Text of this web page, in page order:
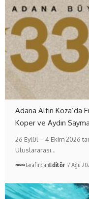
Adana Altın Koza’da
Koper ve Aydın
26 Eylül – 4 Ekim 2026
Uluslararası…
TarafındanEditör 7 Ağu